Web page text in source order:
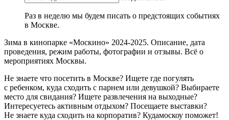
Раз в неделю мы будем писать о предстоящих событиях
в Москве.
Зима в кинопарке «Москино» 2024-2025. Описание, дата
проведения, режим работы, фотографии и отзывы. Всё о
мероприятиях Москвы.
Не знаете что посетить в Москве? Ищете где погулять
с ребенком, куда сходить с парнем или девушкой? Выбираете
место для свидания? Ищете развлечения на выходные?
Интересуетесь активным отдыхом? Посещаете выставки?
Не знаете куда сходить на корпоратив? Кудамоскоу поможет!